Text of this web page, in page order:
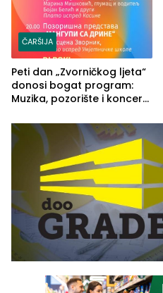
ČARŠIJA
Peti dan „Zvorničkog ljeta“
donosi bogat program:
Muzika, pozorište i koncert